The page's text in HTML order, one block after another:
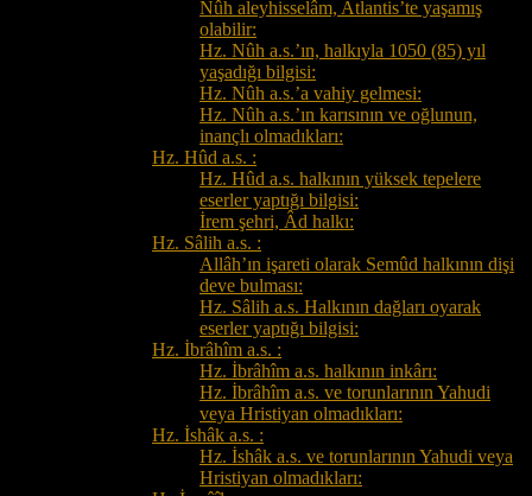
Nûh aleyhisselâm, Atlantis’te yaşamış
olabilir:
Hz. Nûh a.s.’ın, halkıyla 1050 (85) yıl
yaşadığı bilgisi:
Hz. Nûh a.s.’a vahiy gelmesi:
Hz. Nûh a.s.’ın karısının ve oğlunun,
inançlı olmadıkları:
Hz. Hûd a.s. :
Hz. Hûd a.s. halkının yüksek tepelere
eserler yaptığı bilgisi:
İrem şehri, Âd halkı:
Hz. Sâlih a.s. :
Allâh’ın işareti olarak Semûd halkının dişi
deve bulması:
Hz. Sâlih a.s. Halkının dağları oyarak
eserler yaptığı bilgisi:
Hz. İbrâhîm a.s. :
Hz. İbrâhîm a.s. halkının inkârı:
Hz. İbrâhîm a.s. ve torunlarının Yahudi
veya Hristiyan olmadıkları:
Hz. İshâk a.s. :
Hz. İshâk a.s. ve torunlarının Yahudi veya
Hristiyan olmadıkları: